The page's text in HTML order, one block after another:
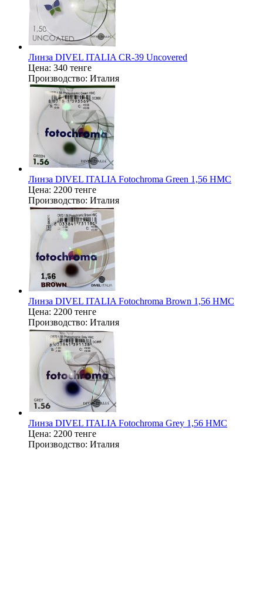
Линза DIVEL ITALIA CR-39 Uncovered
Цена: 340 тенге
Производство: Италия
Линза DIVEL ITALIA Fotochroma Green 1,56 HMC
Цена: 2200 тенге
Производство: Италия
Линза DIVEL ITALIA Fotochroma Brown 1,56 HMC
Цена: 2200 тенге
Производство: Италия
Линза DIVEL ITALIA Fotochroma Grey 1,56 HMC
Цена: 2200 тенге
Производство: Италия